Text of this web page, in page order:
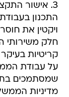
3. אישור
התכנון
ויקטין את
חלק משירותי
קריטיות
על עבודת
שמסתמכים
מדיניות